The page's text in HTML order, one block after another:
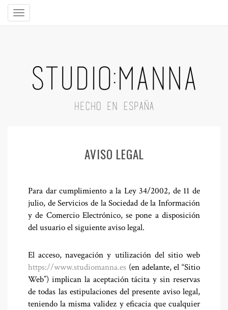
AVISO LEGAL
Para dar cumplimiento a la Ley 34/2002, de 11 de
julio, de Servicios de la Sociedad de la Información
y de Comercio Electrónico, se pone a disposición
del usuario el siguiente aviso legal.
El acceso, navegación y utilización del sitio web
https://www.studiomanna.es (en adelante, el “Sitio
Web”) implican la aceptación tácita y sin reservas
de todas las estipulaciones del presente aviso legal,
teniendo la misma validez y eficacia que cualquier